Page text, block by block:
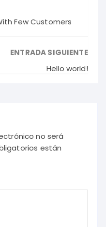
Few Customers
ENTRADA SIGUIENTE
Hello world!
no será
están